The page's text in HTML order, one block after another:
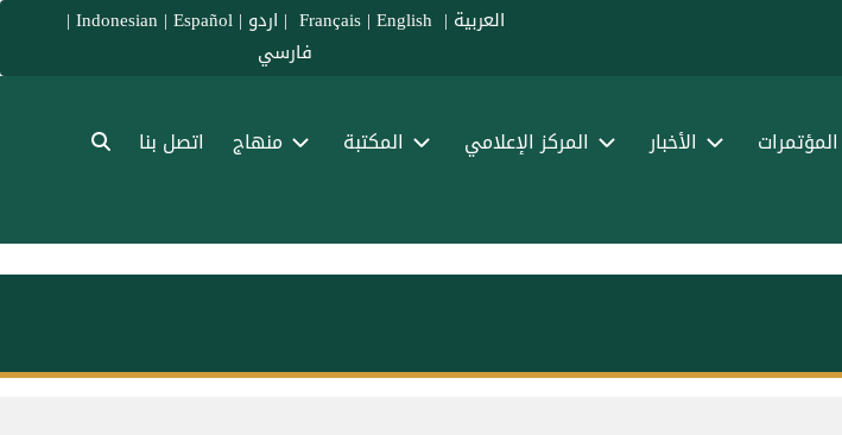
العربية |
Français
| English
| اردو |
Indonesian | Español
|
فارسي
المؤتمرات الأخبار المركز الإعلامي المكتبة منهاج اتصل بنا